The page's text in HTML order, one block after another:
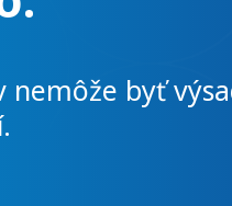
nemôže byť